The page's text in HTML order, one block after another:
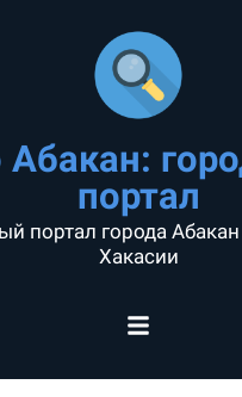
портал
портал города
Хакасии